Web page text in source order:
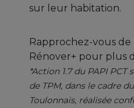
sur leur habitation.
Rapprochez-vous de
Rénover+ pour plus
*Action 1.7 du PAPI
de TPM, dans le cadre
Toulonnais, réalisée